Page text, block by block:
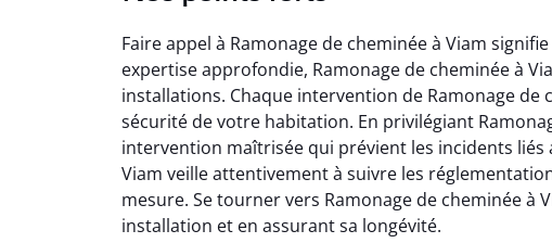
Faire appel à Ramonage de cheminée à Viam
expertise approfondie, Ramonage de cheminée à
installations. Chaque intervention de Ramonage de
sécurité de votre habitation. En privilégiant
intervention maîtrisée qui prévient les incidents liés
Viam veille attentivement à suivre les
mesure. Se tourner vers Ramonage de cheminée à
installation et en assurant sa longévité.